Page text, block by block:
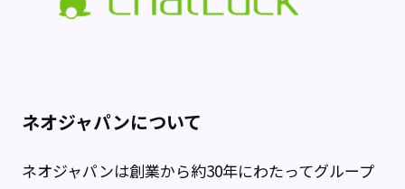
ネオジャパンについて
ネオジャパンは創業から約30年にわたってグループ